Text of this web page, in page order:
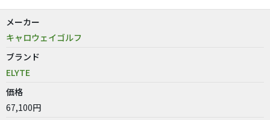
メーカー
キャロウェイゴルフ
ブランド
ELYTE
価格
67,100円